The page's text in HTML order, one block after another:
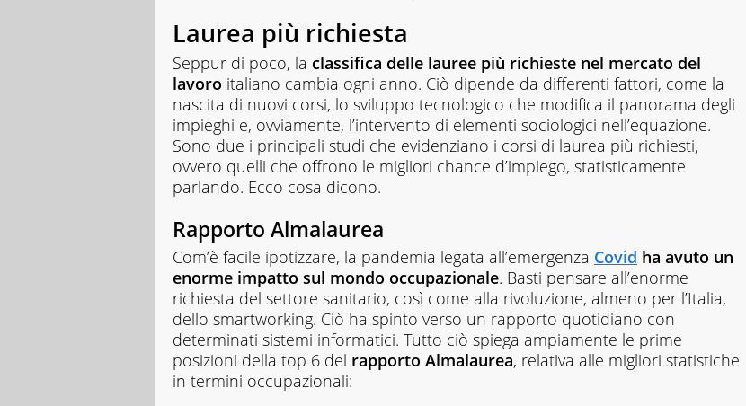
scoprire
cose
nuove
e
sperimentarle
in
prima
persona.
Non
mi
mai
apparenze,
così
come
alla
prima
risposta,
nel
lavoro
Laurea più richiesta
Seppur di poco, la classifica delle lauree più richieste nel mercato del
lavoro italiano cambia ogni anno. Ciò dipende da differenti fattori, come la
nascita di nuovi corsi, lo sviluppo tecnologico che modifica il panorama degli
impieghi e, ovviamente, l’intervento di elementi sociologici nell’equazione.
Sono due i principali studi che evidenziano i corsi di laurea più richiesti,
ovvero quelli che offrono le migliori chance d’impiego, statisticamente
parlando. Ecco cosa dicono.
Rapporto Almalaurea
Com’è facile ipotizzare, la pandemia legata all’emergenza Covid ha avuto un
enorme impatto sul mondo occupazionale. Basti pensare all’enorme
richiesta del settore sanitario, così come alla rivoluzione, almeno per l’Italia,
dello smartworking. Ciò ha spinto verso un rapporto quotidiano con
determinati sistemi informatici. Tutto ciò spiega ampiamente le prime
posizioni della top 6 del rapporto Almalaurea, relativa alle migliori statistiche
in termini occupazionali: